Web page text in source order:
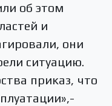
об этом
и
они
ситуацию.
приказ, что